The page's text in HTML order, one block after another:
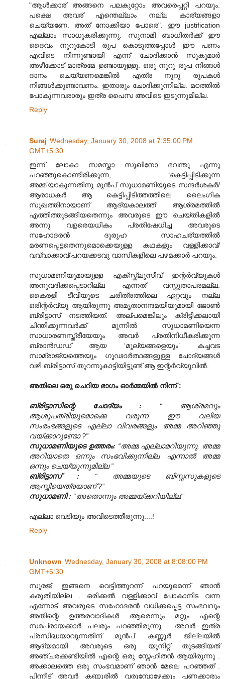
"ആള്‍ക്കാര്‌ അങ്ങനെ പലകുറ്റോം അവരെപ്പറ്റി പറയും.
പക്ഷെ അവര്‌ എന്തെല്ലാം നല്ല കാര്യങ്ങളാ
ചെയ്യണേ. അത്‌ നോക്കിയാ പോരെ". ഈ justification
എല്ലാം സാധൂകരിക്കുന്നു. സുനാമി ബാധിതര്‍ക്ക്‌ ഈ
ദൈവം നൂറുകോടി രൂപ കൊടുത്തപ്പോള്‍ ഈ പണം
എവിടെ നിന്നുണ്ടായി എന്ന് ചോദിക്കാന്‍ സുകുമാര്‍
അഴീക്കോട്‌ മാത്രമേ ഉണ്ടായുള്ളു. ഒരു നൂറു രൂപ നിങ്ങള്‍
ദാനം ചെയ്യണമെങ്കില്‍ എത്ര നൂറു രൂപകള്‍
നിങ്ങള്‍ക്കുണ്ടാവണം. ഇതാരും ചോദിക്കുന്നില്ല. മഠത്തില്‍
പോകുന്നവരാരും ഇത്ര പൈസ അവിടെ ഇടുന്നുമില്ല.
Reply
Suraj Wednesday, January 30, 2008 at 7:35:00 PM
GMT+5:30
ഇന്ന് ലോകാ സമസ്താ സുഖിനോ ഭവന്തു എന്നു
പറഞ്ഞുകൊണ്ടിരിക്കുന്ന, ‘കെട്ടിപ്പിടിക്കുന്ന
അമ്മ’യാകുന്നതിനു മുന്‍പ് സുധാമണിയുടെ സന്ദര്‍ശകര്‍/
ആരാധകര്‍ ആ കെട്ടിപ്പിടിത്തത്തിലെ ലൈംഗിക
സുഖത്തിനായാണ് ആദ്യകാലത്ത് ആശ്രമത്തില്‍
എത്തിത്തുടങ്ങിയതെന്നും അവരുടെ ഈ ചെയ്തികളില്‍
അന്നു വളരെയധികം പ്രതിഷേധിച്ച അവരുടെ
സഹോദരന്‍ ദുരൂഹ സാഹചര്യത്തില്‍
മരണപ്പെട്ടതെന്നുമൊക്കെയുള്ള കഥകളും വള്ളിക്കാവ്/
വവ്വാക്കാവ്/പറയക്കടവു വാസികളിലെ പഴമക്കാര്‍ പറയും.
സുധാമണിയുമായുള്ള എക്സ്ക്ലൂസീവ് ഇന്റര്‍വ്യൂകള്‍
അനുവദിക്കപ്പെടാറില്ല എന്നത് വസ്തുതാപരമല്ല.
കൈരളി ടീവിയുടെ ചരിത്രത്തിലെ ഏറ്റവും നല്ല
ഒരിന്റര്‍വ്യൂ ആയിരുന്നു അമൃതാനന്ദമയിയുമായി ജോണ്‍
ബ്രിട്ടാസ് നടത്തിയത്. അല്പമെങ്കിലും ക്രിട്ടിക്കലായി
ചിന്തിക്കുന്നവര്‍ക്ക് മുന്നില്‍ സുധാമണിയെന്ന
സാധാരണസ്ത്രീയേയും അവര്‍ പ്രതിനിധീ‍കരിക്കുന്ന
ബ്രാന്‍ഡഡ് ആയ ‘മൂല്യങ്ങളെയും’ കച്ചവട
സാമ്രാജ്യത്തെയും ഗൂഢാര്‍ത്ഥങ്ങളുള്ള ചോദ്യങ്ങള്‍
വഴി ബ്രിട്ടാസ് തുറന്നുകാട്ടിയിട്ടുണ്ട് ആ ഇന്റര്‍വ്യൂവില്‍.
അതിലെ ഒരു ചെറിയ ഭാഗം ഓര്‍മ്മയില്‍ നിന്ന് :
ബ്രിട്ടാസിന്റെ ചോദ്യം : “ ആശ്രമവും
ആശുപത്രിയുമൊക്കെ വരുന്ന ഈ വലിയ
സംരംഭങ്ങളുടെ എല്ലാ വിവരങ്ങളും അമ്മ അറിഞ്ഞു
വയ്ക്കാറുണ്ടോ ?”
സുധാമണിയുടെ ഉത്തരം: “അമ്മ എല്ലാമറിയുന്നു. അമ്മ
അറിയാതെ ഒന്നും സംഭവിക്കുന്നില്ല. എന്നാല്‍ അമ്മ
ഒന്നും ചെയ്യുന്നുമില്ല ”
ബ്രിട്ടാസ് : “ അമ്മയുടെ ബിസ്നസുകളുടെ
ആസ്തിയെത്രയാണ് ?”
സുധാമണി : “അതൊന്നും അമ്മയ്ക്കറിയില്ല!”
എല്ലാ വെടിയും അവിടെത്തീരുന്നു....!
Reply
Unknown Wednesday, January 30, 2008 at 8:08:00 PM
GMT+5:30
സൂരജ് ഇങ്ങനെ വെട്ടിത്തുറന്ന് പറയുമെന്ന് ഞാന്‍
കരുതിയില്ല . ഒരിക്കല്‍ വള്ളിക്കാവ് പോകാനിട വന്ന
എന്നോട് അവരുടെ സഹോദരന്‍ വധിക്കപ്പെട്ട സംഭവവും
അതിന്റെ ഉത്തരവാദികള്‍ ആരെന്നും മറ്റും എന്റെ
സമപ്രായക്കാര്‍ പലരും പറഞ്ഞിരുന്നു . അവര്‍ ഇത്ര
പ്രസിദ്ധയാവുന്നതിന് മുന്‍പ് കണ്ണൂര്‍ ജില്ലയില്‍
ആദ്യമായി അവരുടെ ഒരു യൂനിറ്റ് തുടങ്ങിയത്
അഞ്ചരക്കണ്ടിയില്‍ എന്റെ ഒരു സ്നേഹിതന്‍ ആയിരുന്നു .
അക്കാലത്തെ ഒരു സംഭവമാണ് ഞാന്‍ മേലെ പറഞ്ഞത് .
പിന്നീട് അവര്‍ കണ്ണൂരില്‍ വരുമ്പോഴേക്കും പണക്കാരും